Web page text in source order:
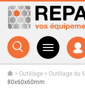
>Outillage >Outillage du
80x60x60mm